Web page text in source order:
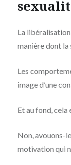
La
manière dont la
Les
image d’une
Et au fond, cela
Non, avouons-
motivation qui